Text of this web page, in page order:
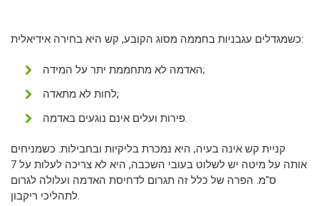
כשמגדלים עגבניות בחממה מסוג הקובע, קש היא בחירה אידיאלית:
האדמה לא מתחממת יתר על המידה;
לחות לא מתאדה;
פירות ועלים אינם נוגעים באדמה.
קניית קש אינה בעיה, היא נמכרת בליקיות ובחבילות. כשמניחים
אותה על מיטה יש לשלוט בעובי השכבה, היא לא צריכה לעלות על 7
ס"מ. הפרה של כלל זה תגרום לדחיסת האדמה ועלולה לגרום
לתהליכי ריקבון.